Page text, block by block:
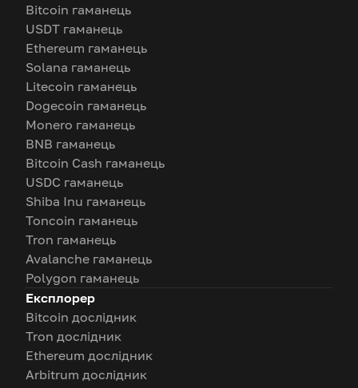
Bitcoin гаманець
USDT гаманець
Ethereum гаманець
Solana гаманець
Litecoin гаманець
Dogecoin гаманець
Monero гаманець
BNB гаманець
Bitcoin Cash гаманець
USDC гаманець
Shiba Inu гаманець
Toncoin гаманець
Tron гаманець
Avalanche гаманець
Polygon гаманець
Експлорер
Bitcoin дослідник
Tron дослідник
Ethereum дослідник
Arbitrum дослідник